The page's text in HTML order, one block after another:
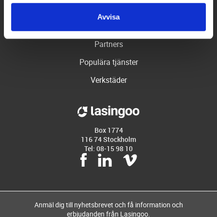
Avvisa
Partners
Populära tjänster
Verkstäder
Box 1774
116 74 Stockholm
Tel: 08-15 98 10
Anmäl dig till nyhetsbrevet och få information och
erbjudanden från Lasingoo.